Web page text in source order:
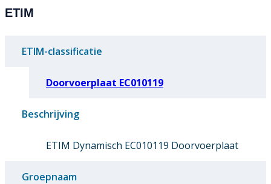
ETIM
ETIM-classificatie
Doorvoerplaat EC010119
Beschrijving
ETIM Dynamisch EC010119 Doorvoerplaat
Groepnaam